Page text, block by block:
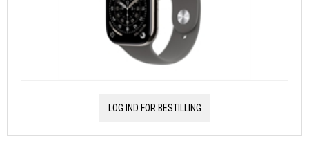
LOG IND FOR BESTILLING